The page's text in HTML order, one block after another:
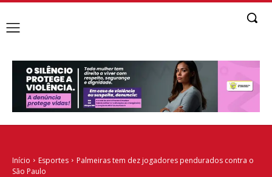
Início Esportes
Palmeiras tem dez jogadores pendurados contra o
São Paulo